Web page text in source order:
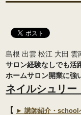
島根 出雲 松江 大田 雲
サロン経験なしでも活
ホームサロン開業に強
ネイルシュリー
【 ► 講師紹介・